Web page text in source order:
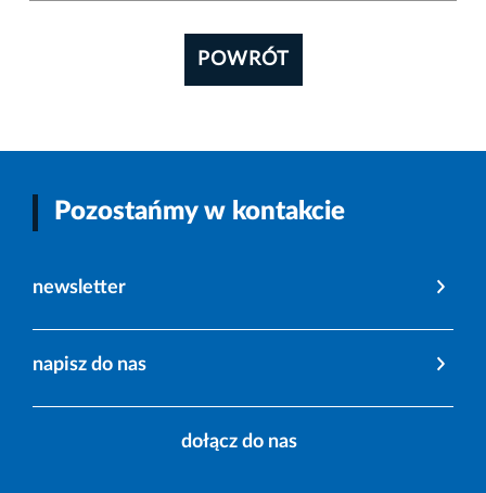
POWRÓT
Pozostańmy w kontakcie
newsletter
napisz do nas
dołącz do nas